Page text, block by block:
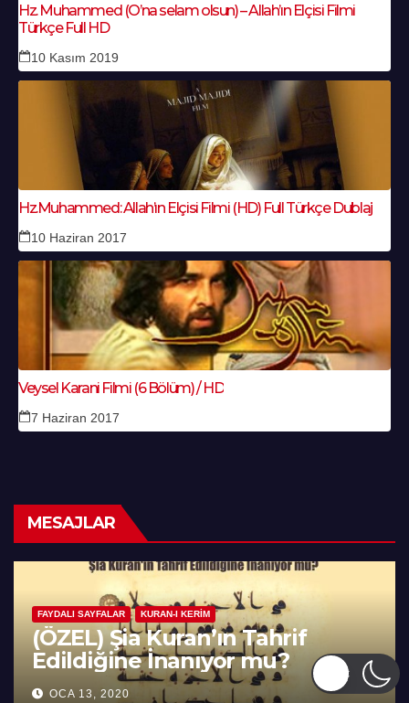
Hz. Muhammed (O’na selam olsun) – Allah’ın Elçisi Filmi
Türkçe Full HD
10 Kasım 2019
Hz.Muhammed: Allah’ın Elçisi Filmi (HD) Full Türkçe Dublaj
10 Haziran 2017
Veysel Karani Filmi (6 Bölüm) / HD
7 Haziran 2017
MESAJLAR
FAYDALI SAYFALAR KURAN-I KERIM
(ÖZEL) Şia Kuran’ın Tahrif
Edildiğine İnanıyor mu?
OCA 13, 2020